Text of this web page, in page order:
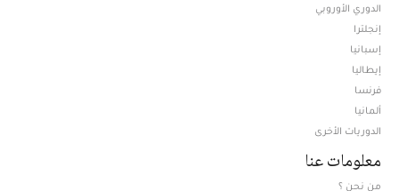
الدوري الأوروبي
إنجلترا
إسبانيا
إيطاليا
فرنسا
ألمانيا
الدوريات الأخرى
معلومات عنا
من نحن ؟